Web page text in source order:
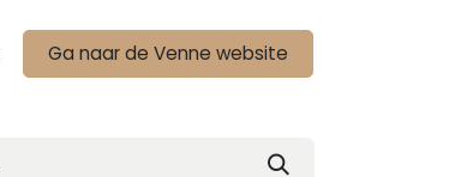
Ga naar de Venne website